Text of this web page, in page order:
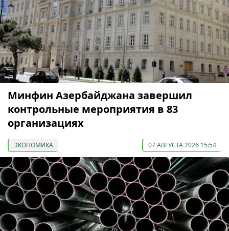
Минфин Азербайджана завершил
контрольные мероприятия в 83
организациях
ЭКОНОМИКА 07 АВГУСТА 2026 15:54